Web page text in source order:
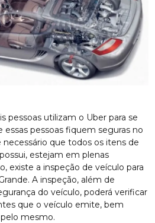
pessoas utilizam o Uber para se
essas pessoas fiquem seguras no
necessário que todos os itens de
estejam em plenas
existe a inspeção de veículo para
A inspeção, além de
do veículo, poderá verificar
que o veículo emite, bem
mesmo.